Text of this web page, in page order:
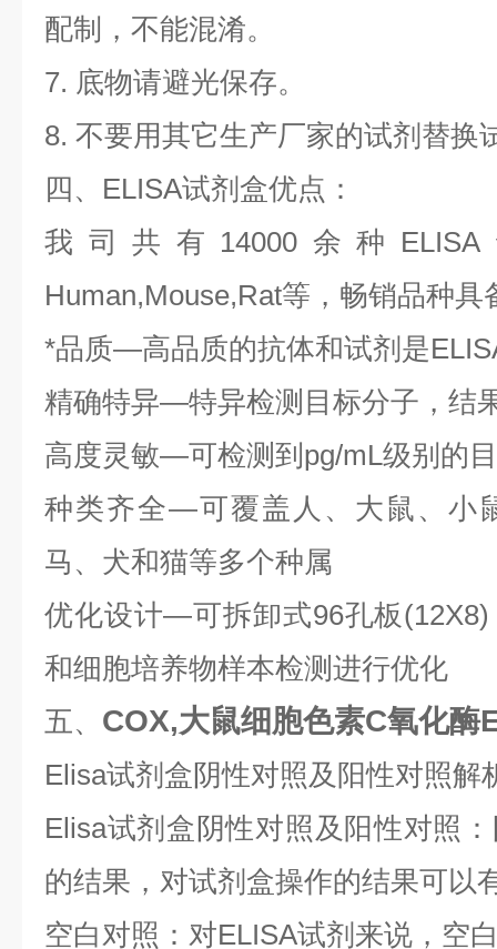
配制，不能混淆。
7. 底物请避光保存。
8. 不要用其它生产厂家的试剂替换
四、ELISA试剂盒优点：
我司共有14000余种
Human,Mouse,Rat等，畅销品种具
*品质—高品质的抗体和试剂是
精确特异—特异检测目标分子，结
高度灵敏—可检测到pg/mL级别的
种类齐全—可覆盖人、大鼠、小
马、犬和猫等多个种属
优化设计—可拆卸式96孔板
和细胞培养物样本检测进行优化
五、 COX,大鼠细胞色素C氧化酶
Elisa试剂盒阴性对照及阳性对照解
Elisa试剂盒阴性对照及阳性对照
的结果，对试剂盒操作的结果可以
空白对照：对ELISA试剂来说，空